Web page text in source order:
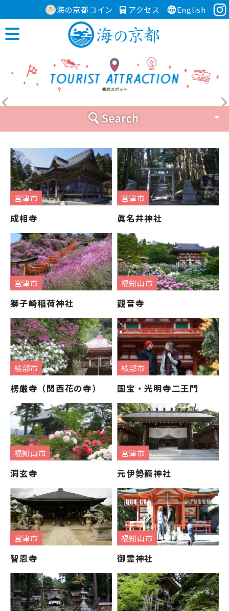
海の京都コイン アクセス English
宮津市
成相寺
宮津市
眞名井神社
宮津市
獅子崎稲荷神社
福知山市
觀音寺
綾部市
楞厳寺（関西花の寺）
綾部市
国宝・光明寺二王門
福知山市
洞玄寺
宮津市
元伊勢籠神社
宮津市
智恩寺
福知山市
御霊神社